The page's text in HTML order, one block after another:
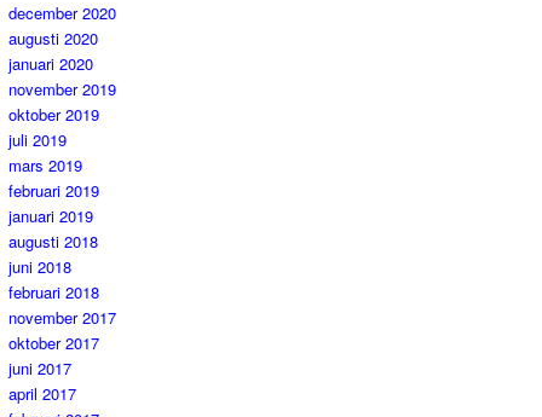
december 2020
augusti 2020
januari 2020
november 2019
oktober 2019
juli 2019
mars 2019
februari 2019
januari 2019
augusti 2018
juni 2018
februari 2018
november 2017
oktober 2017
juni 2017
april 2017